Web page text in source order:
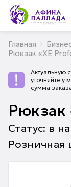
Главная
Рюкзак «XE
Актуальную
уточняйте у
сумма
Рюкзак
Статус: в
Розничная